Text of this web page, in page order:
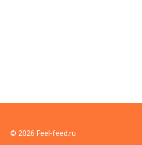
© 2026 Feel-feed.ru